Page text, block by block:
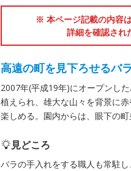
※ 本ページ記載の内容
詳細を確認され
高遠の町を見下ろせるバ
2007年(平成19年)にオープンし
植えられ、雄大な山々を背景に
楽しめる。園内からは、眼下の
見どころ
バラの手入れをする職人も常駐